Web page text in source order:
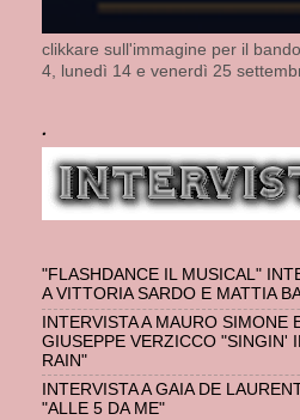
clikkare sull'immagine per il
4, lunedì 14 e venerdì 25
.
"FLASHDANCE IL MUSICAL"
A VITTORIA SARDO E MATTIA
INTERVISTA A MAURO SIMONE
GIUSEPPE VERZICCO "SINGIN'
RAIN"
INTERVISTA A GAIA DE
"ALLE 5 DA ME"